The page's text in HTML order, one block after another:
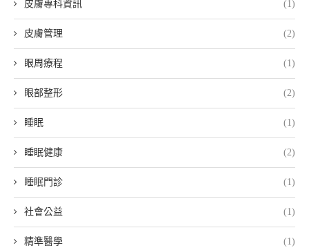
皮膚專科資訊 (1)
皮膚管理 (2)
眼周療程 (1)
眼部整形 (2)
睡眠 (1)
睡眠健康 (2)
睡眠門診 (1)
社會公益 (1)
精準醫學 (1)